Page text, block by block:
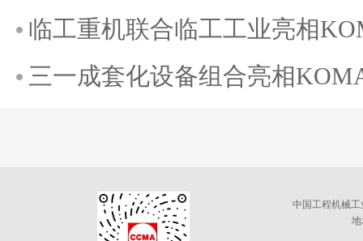
临工重机联合临工工业亮相
三一成套化设备组合亮相
中国工程机械
地